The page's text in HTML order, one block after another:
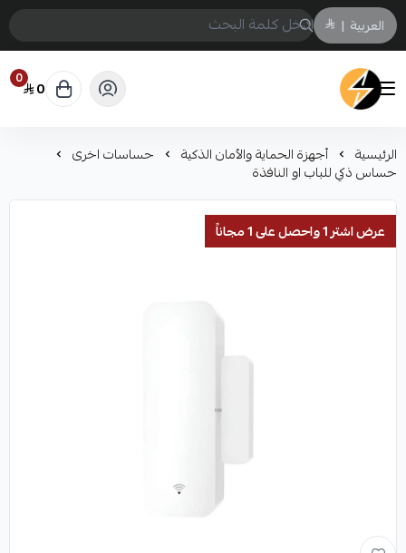
العربية |
سمارت ايكو Smart Eco
0 0
الرئيسية أجهزة الحماية والأمان الذكية حساسات اخرى
حساس ذكي للباب او النافذة
عرض اشتر 1 واحصل على 1 مجاناً